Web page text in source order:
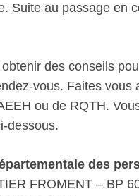
Suite au passage en
des conseils
vous. Faites
ou de RQTH.
dessous.
des
FROMENT – BP